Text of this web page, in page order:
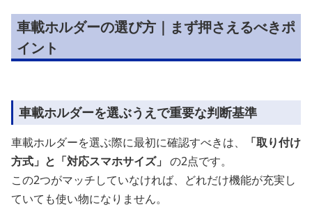
車載ホルダーの選び方｜まず押さえるべきポ
イント
車載ホルダーを選ぶうえで重要な判断基準
車載ホルダーを選ぶ際に最初に確認すべきは、
「取り付け
方式」と「対応スマホサイズ」 の2点です。
この2つがマッチしていなければ、どれだけ機能が充実し
ていても使い物になりません。